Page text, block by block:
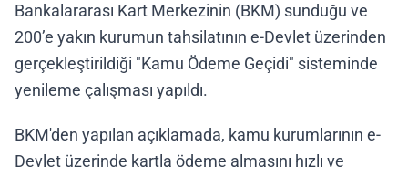
Bankalararası Kart Merkezinin (BKM) sunduğu ve
200’e yakın kurumun tahsilatının e-Devlet üzerinden
gerçekleştirildiği "Kamu Ödeme Geçidi" sisteminde
yenileme çalışması yapıldı.
BKM'den yapılan açıklamada, kamu kurumlarının e-
Devlet üzerinde kartla ödeme almasını hızlı ve